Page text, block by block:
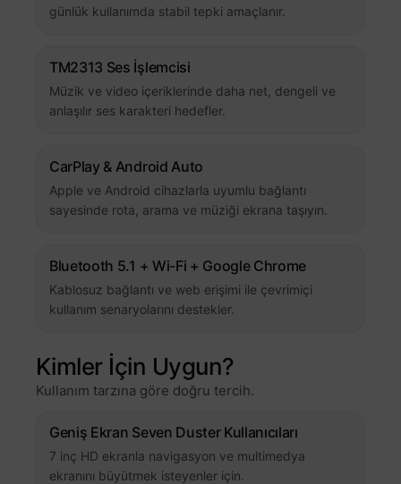
günlük kullanımda stabil tepki amaçlanır.
TM2313 Ses İşlemcisi
Müzik ve video içeriklerinde daha net, dengeli ve
anlaşılır ses karakteri hedefler.
CarPlay & Android Auto
Apple ve Android cihazlarla uyumlu bağlantı
sayesinde rota, arama ve müziği ekrana taşıyın.
Bluetooth 5.1 + Wi-Fi + Google Chrome
Kablosuz bağlantı ve web erişimi ile çevrimiçi
kullanım senaryolarını destekler.
Kimler İçin Uygun?
Kullanım tarzına göre doğru tercih.
Geniş Ekran Seven Duster Kullanıcıları
7 inç HD ekranla navigasyon ve multimedya
ekranını büyütmek isteyenler için.